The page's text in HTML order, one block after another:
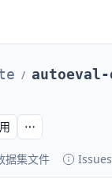
/
据集文件 Issues